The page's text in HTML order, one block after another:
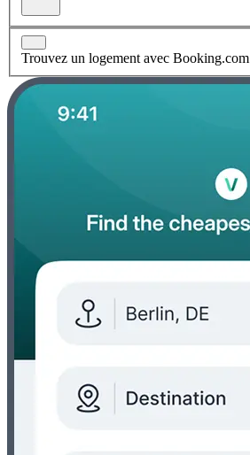
Trouvez un logement avec Booking.com